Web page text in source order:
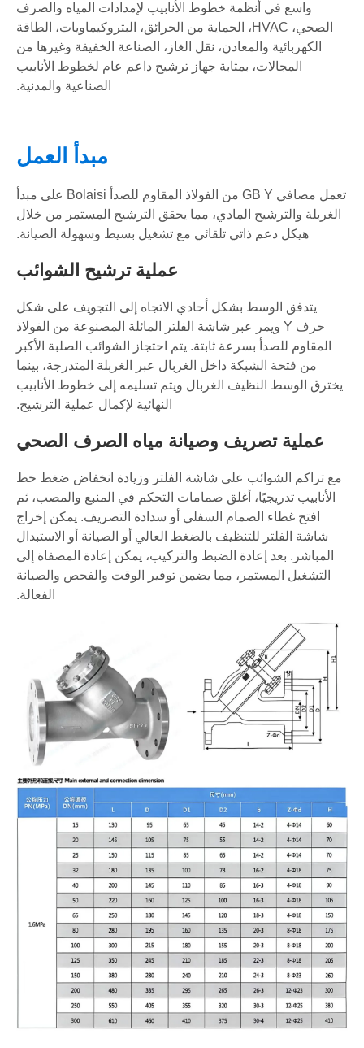
واسع في أنظمة خطوط الأنابيب لإمدادات المياه والصرف
الصحي، HVAC، الحماية من الحرائق، البتروكيماويات، الطاقة
الكهربائية والمعادن، نقل الغاز، الصناعة الخفيفة وغيرها من
المجالات، بمثابة جهاز ترشيح داعم عام لخطوط الأنابيب
الصناعية والمدنية.
مبدأ العمل
تعمل مصافي GB Y من الفولاذ المقاوم للصدأ Bolaisi على مبدأ
الغربلة والترشيح المادي، مما يحقق الترشيح المستمر من خلال
هيكل دعم ذاتي تلقائي مع تشغيل بسيط وسهولة الصيانة.
عملية ترشيح الشوائب
يتدفق الوسط بشكل أحادي الاتجاه إلى التجويف على شكل
حرف Y ويمر عبر شاشة الفلتر المائلة المصنوعة من الفولاذ
المقاوم للصدأ بسرعة ثابتة. يتم احتجاز الشوائب الصلبة الأكبر
من فتحة الشبكة داخل الغربال عبر الغربلة المتدرجة، بينما
يخترق الوسط النظيف الغربال ويتم تسليمه إلى خطوط الأنابيب
النهائية لإكمال عملية الترشيح.
عملية تصريف وصيانة مياه الصرف الصحي
مع تراكم الشوائب على شاشة الفلتر وزيادة انخفاض ضغط خط
الأنابيب تدريجيًا، أغلق صمامات التحكم في المنبع والمصب، ثم
افتح غطاء الصمام السفلي أو سدادة التصريف. يمكن إخراج
شاشة الفلتر للتنظيف بالضغط العالي أو الصيانة أو الاستبدال
المباشر. بعد إعادة الضبط والتركيب، يمكن إعادة المصفاة إلى
التشغيل المستمر، مما يضمن توفير الوقت والفحص والصيانة
الفعالة.